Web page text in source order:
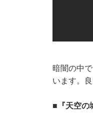
暗闇の中
います。
■『天空の